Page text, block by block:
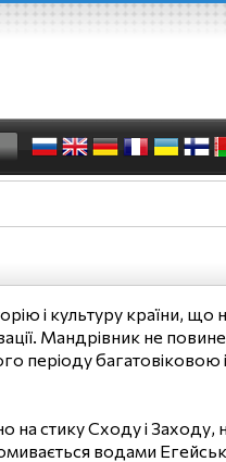
і культуру країни, що
Мандрівник не
періоду багатовіковою
на стику Сходу і Заходу,
водами